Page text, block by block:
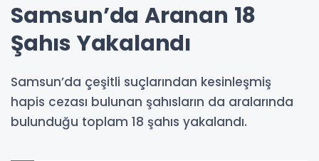
Samsun’da Aranan 18
Şahıs Yakalandı
Samsun’da çeşitli suçlarından kesinleşmiş
hapis cezası bulunan şahısların da aralarında
bulunduğu toplam 18 şahıs yakalandı.